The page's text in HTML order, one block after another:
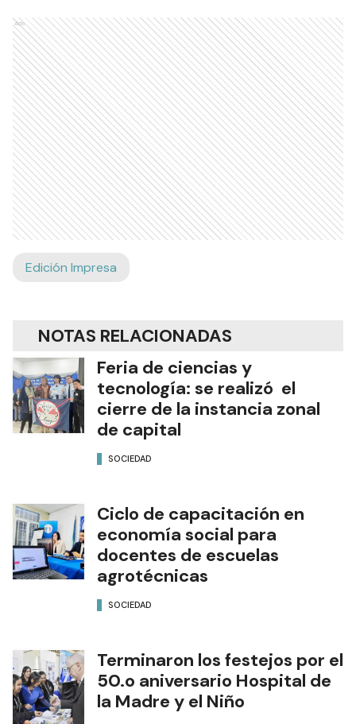
Ads
Edición Impresa
NOTAS RELACIONADAS
Feria de ciencias y
tecnología: se realizó el
cierre de la instancia zonal
de capital
SOCIEDAD
Ciclo de capacitación en
economía social para
docentes de escuelas
agrotécnicas
SOCIEDAD
Terminaron los festejos por el
50.o aniversario Hospital de
la Madre y el Niño